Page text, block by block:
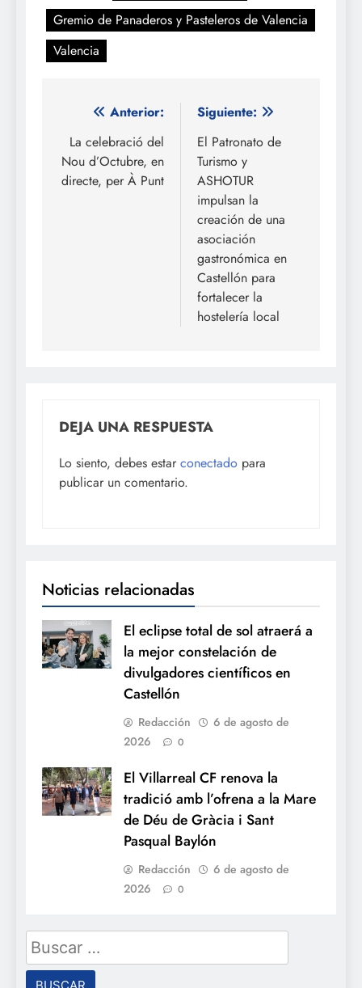
Gremio de Panaderos y Pasteleros de Valencia
Valencia
Navegación
de
entradas
Anterior:
La celebració del
Nou d’Octubre, en
directe, per À Punt
Siguiente:
El Patronato de
Turismo y
ASHOTUR
impulsan la
creación de una
asociación
gastronómica en
Castellón para
fortalecer la
hostelería local
DEJA UNA RESPUESTA
Lo siento, debes estar conectado para
publicar un comentario.
Noticias relacionadas
El eclipse total de sol atraerá a
la mejor constelación de
divulgadores científicos en
Castellón
Redacción
6 de agosto de
2026
0
El Villarreal CF renova la
tradició amb l’ofrena a la Mare
de Déu de Gràcia i Sant
Pasqual Baylón
Redacción
6 de agosto de
2026
0
Buscar: